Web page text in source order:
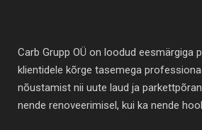
Carb Grupp OÜ on loodud eesmärgiga
klientidele kõrge tasemega
nõustamist nii uute laud ja
nende renoveerimisel, kui ka nende